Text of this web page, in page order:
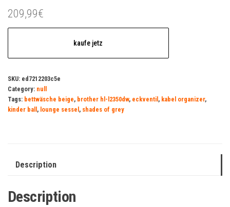
209,99€
kaufe jetz
SKU: ed7212203c5e
Category: null
Tags: bettwäsche beige, brother hl-l2350dw, eckventil , kabel organizer,
kinder ball , lounge sessel , shades of grey
Description
Description